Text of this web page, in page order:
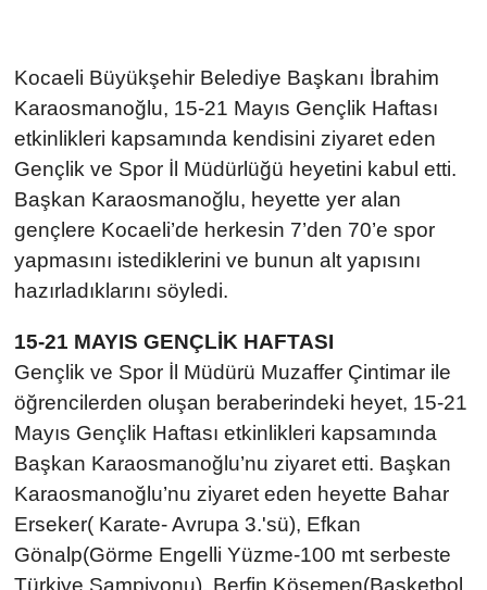
Kocaeli Büyükşehir Belediye Başkanı İbrahim
Karaosmanoğlu, 15-21 Mayıs Gençlik Haftası
etkinlikleri kapsamında kendisini ziyaret eden
Gençlik ve Spor İl Müdürlüğü heyetini kabul etti.
Başkan Karaosmanoğlu, heyette yer alan
gençlere Kocaeli’de herkesin 7’den 70’e spor
yapmasını istediklerini ve bunun alt yapısını
hazırladıklarını söyledi.
15-21 MAYIS GENÇLİK HAFTASI
Gençlik ve Spor İl Müdürü Muzaffer Çintimar ile
öğrencilerden oluşan beraberindeki heyet, 15-21
Mayıs Gençlik Haftası etkinlikleri kapsamında
Başkan Karaosmanoğlu’nu ziyaret etti. Başkan
Karaosmanoğlu’nu ziyaret eden heyette Bahar
Erseker( Karate- Avrupa 3.'sü), Efkan
Gönalp(Görme Engelli Yüzme-100 mt serbeste
Türkiye Şampiyonu), Berfin Kösemen(Basketbol